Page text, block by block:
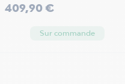
Prix
409,90 €
Sur commande